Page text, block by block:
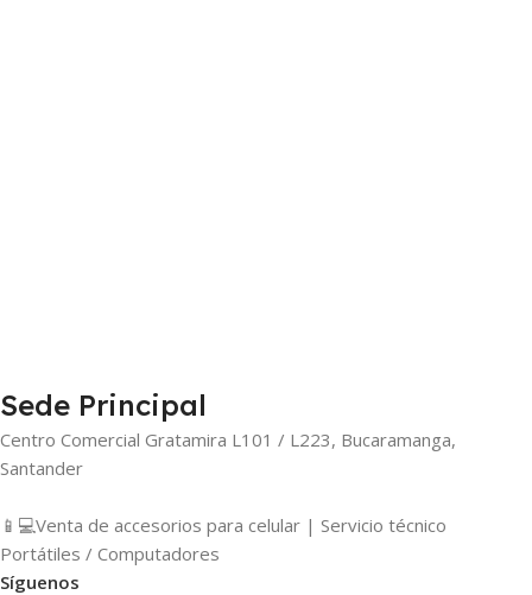
Sede Principal
Centro Comercial Gratamira L101 / L223, Bucaramanga,
Santander
📱💻Venta de accesorios para celular | Servicio técnico
Portátiles / Computadores
Síguenos